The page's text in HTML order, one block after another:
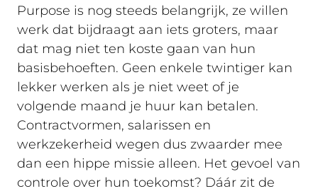
Purpose is nog steeds belangrijk, ze willen
werk dat bijdraagt aan iets groters, maar
dat mag niet ten koste gaan van hun
basisbehoeften. Geen enkele twintiger kan
lekker werken als je niet weet of je
volgende maand je huur kan betalen.
Contractvormen, salarissen en
werkzekerheid wegen dus zwaarder mee
dan een hippe missie alleen. Het gevoel van
controle over hun toekomst? Dáár zit de